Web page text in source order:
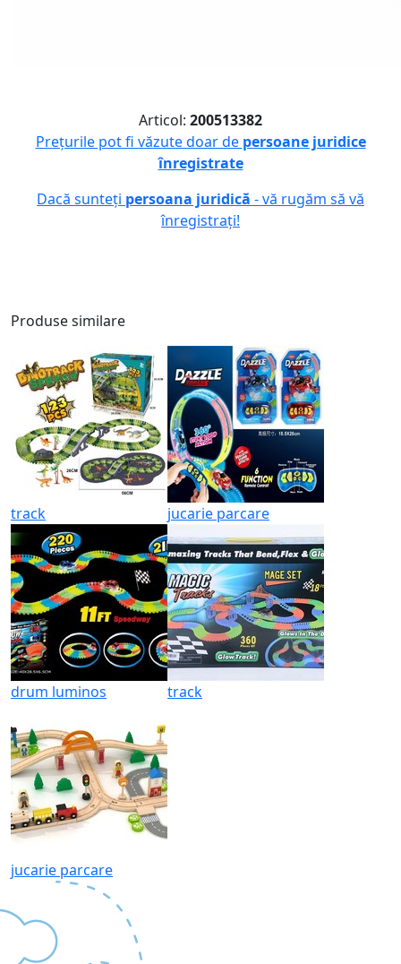
Articol: 200513382
Prețurile pot fi văzute doar de persoane juridice
înregistrate
Dacă sunteți persoana juridică - vă rugăm să vă
înregistrați!
Produse similare
track jucarie parcare
drum luminos track
jucarie parcare